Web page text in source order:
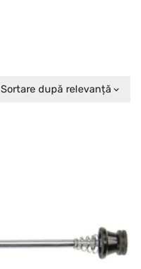
Sortare după relevanță